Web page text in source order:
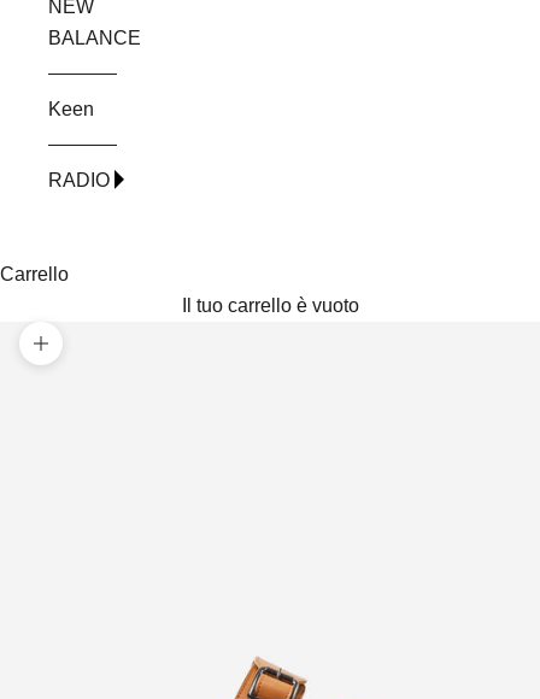
NEW
BALANCE
Keen
RADIO
Carrello
Il tuo carrello è vuoto
Ingrandisci immagine